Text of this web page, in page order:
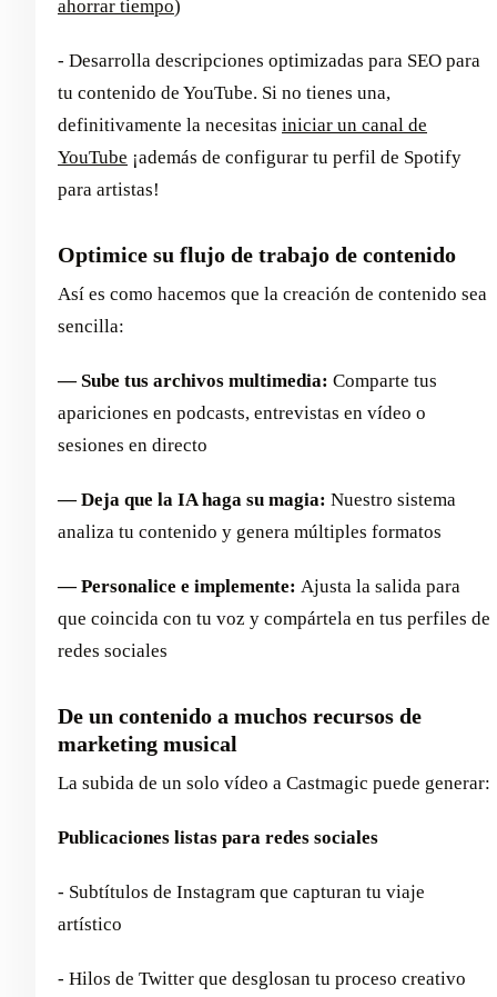
ahorrar tiempo)
- Desarrolla descripciones optimizadas para SEO para
tu contenido de YouTube. Si no tienes una,
definitivamente la necesitas iniciar un canal de
YouTube ¡además de configurar tu perfil de Spotify
para artistas!
Optimice su flujo de trabajo de contenido
Así es como hacemos que la creación de contenido sea
sencilla:
— Sube tus archivos multimedia: Comparte tus
apariciones en podcasts, entrevistas en vídeo o
sesiones en directo
— Deja que la IA haga su magia: Nuestro sistema
analiza tu contenido y genera múltiples formatos
— Personalice e implemente: Ajusta la salida para
que coincida con tu voz y compártela en tus perfiles de
redes sociales
De un contenido a muchos recursos de
marketing musical
La subida de un solo vídeo a Castmagic puede generar:
Publicaciones listas para redes sociales
- Subtítulos de Instagram que capturan tu viaje
artístico
- Hilos de Twitter que desglosan tu proceso creativo